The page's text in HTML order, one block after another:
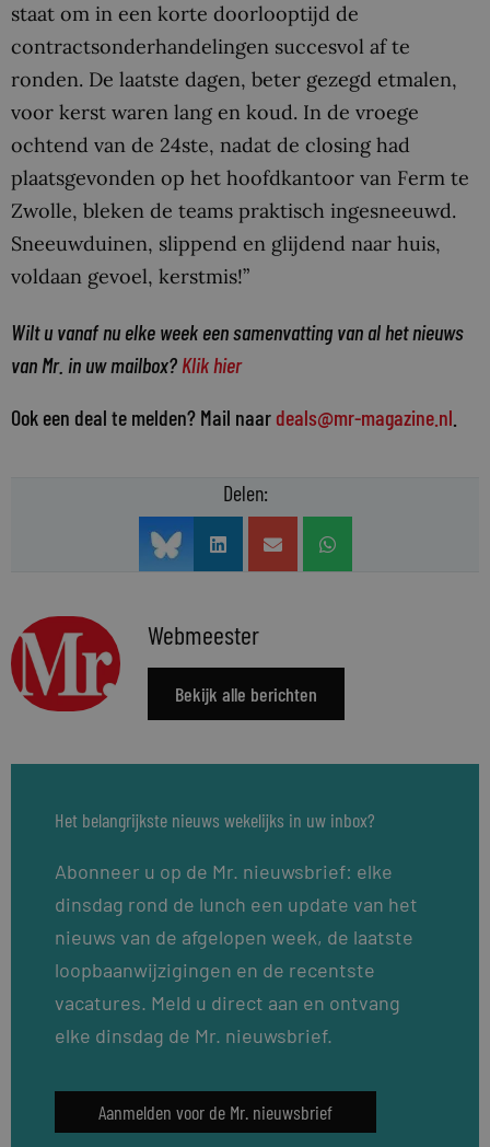
staat om in een korte doorlooptijd de
contractsonderhandelingen succesvol af te
ronden. De laatste dagen, beter gezegd etmalen,
voor kerst waren lang en koud. In de vroege
ochtend van de 24ste, nadat de closing had
plaatsgevonden op het hoofdkantoor van Ferm te
Zwolle, bleken de teams praktisch ingesneeuwd.
Sneeuwduinen, slippend en glijdend naar huis,
voldaan gevoel, kerstmis!”
Wilt u vanaf nu elke week een samenvatting van al het nieuws
van Mr. in uw mailbox? Klik hier
Ook een deal te melden? Mail naar deals@mr-magazine.nl
Delen:
Webmeester
Bekijk alle berichten
Het belangrijkste nieuws wekelijks in uw inbox?
Abonneer u op de Mr. nieuwsbrief: elke
dinsdag rond de lunch een update van het
nieuws van de afgelopen week, de laatste
loopbaanwijzigingen en de recentste
vacatures. Meld u direct aan en ontvang
elke dinsdag de Mr. nieuwsbrief.
Aanmelden voor de Mr. nieuwsbrief